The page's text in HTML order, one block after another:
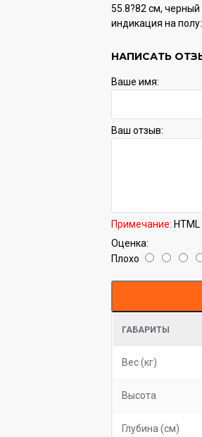
55.8?82 см, черный
индикация на
Гарантия:12 мес.
НАПИСАТЬ
Ваше имя:
Ваш отзыв:
Примечание:
Оценка:
Плохо
ГАБАРИТЫ
Вес (кг)
Высота
Глубина (см)